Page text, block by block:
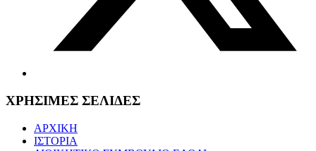
ΧΡΗΣΙΜΕΣ ΣΕΛΙΔΕΣ
ΑΡΧΙΚΗ
ΙΣΤΟΡΙΑ